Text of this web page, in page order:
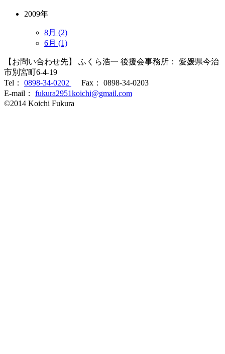
2009年
8月 (2)
6月 (1)
【お問い合わせ先】 ふくら浩一 後援会事務所： 愛媛県今治
市別宮町6-4-19
Tel： 0898-34-0202
Fax： 0898-34-0203
E-mail： fukura2951koichi@gmail.com
©2014 Koichi Fukura